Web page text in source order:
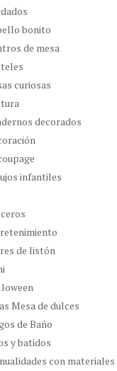
bonito
de mesa
curiosas
decorados
infantiles
de listón
Mesa de dulces
de Baño
y batidos
con